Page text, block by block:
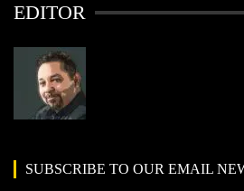
EDITOR
SUBSCRIBE TO OUR EMAIL